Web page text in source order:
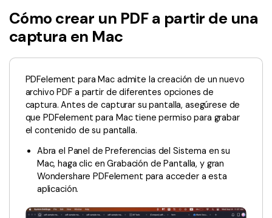
PDFelement Pro DC
Convertir PDF a Word
Comprimir PDF
Combinar PDF
Convertir Word a PDF
Lector de IA
Convertir PDF
Comprimir PDF
Organizar PDF
Recortar PDF
Profesionales
Formulario de PDF
Detectar contenido de IA
Chat IA con documentos
Generar imágenes IA Nuevo
Todas las herramientas de IA
Organización de PDF
Conversión de PDF
Softwares de PDF
Trucos de PDF
Trucos para Windows
Trucos para móviles
Cómo crear un PDF a partir de una
captura en Mac
PDFelement para Mac admite la creación de un nuevo
archivo PDF a partir de diferentes opciones de
captura. Antes de capturar su pantalla, asegúrese de
que PDFelement para Mac tiene permiso para grabar
el contenido de su pantalla.
Abra el Panel de Preferencias del Sistema en su
Mac, haga clic en Grabación de Pantalla, y gran
Wondershare PDFelement para acceder a esta
aplicación.